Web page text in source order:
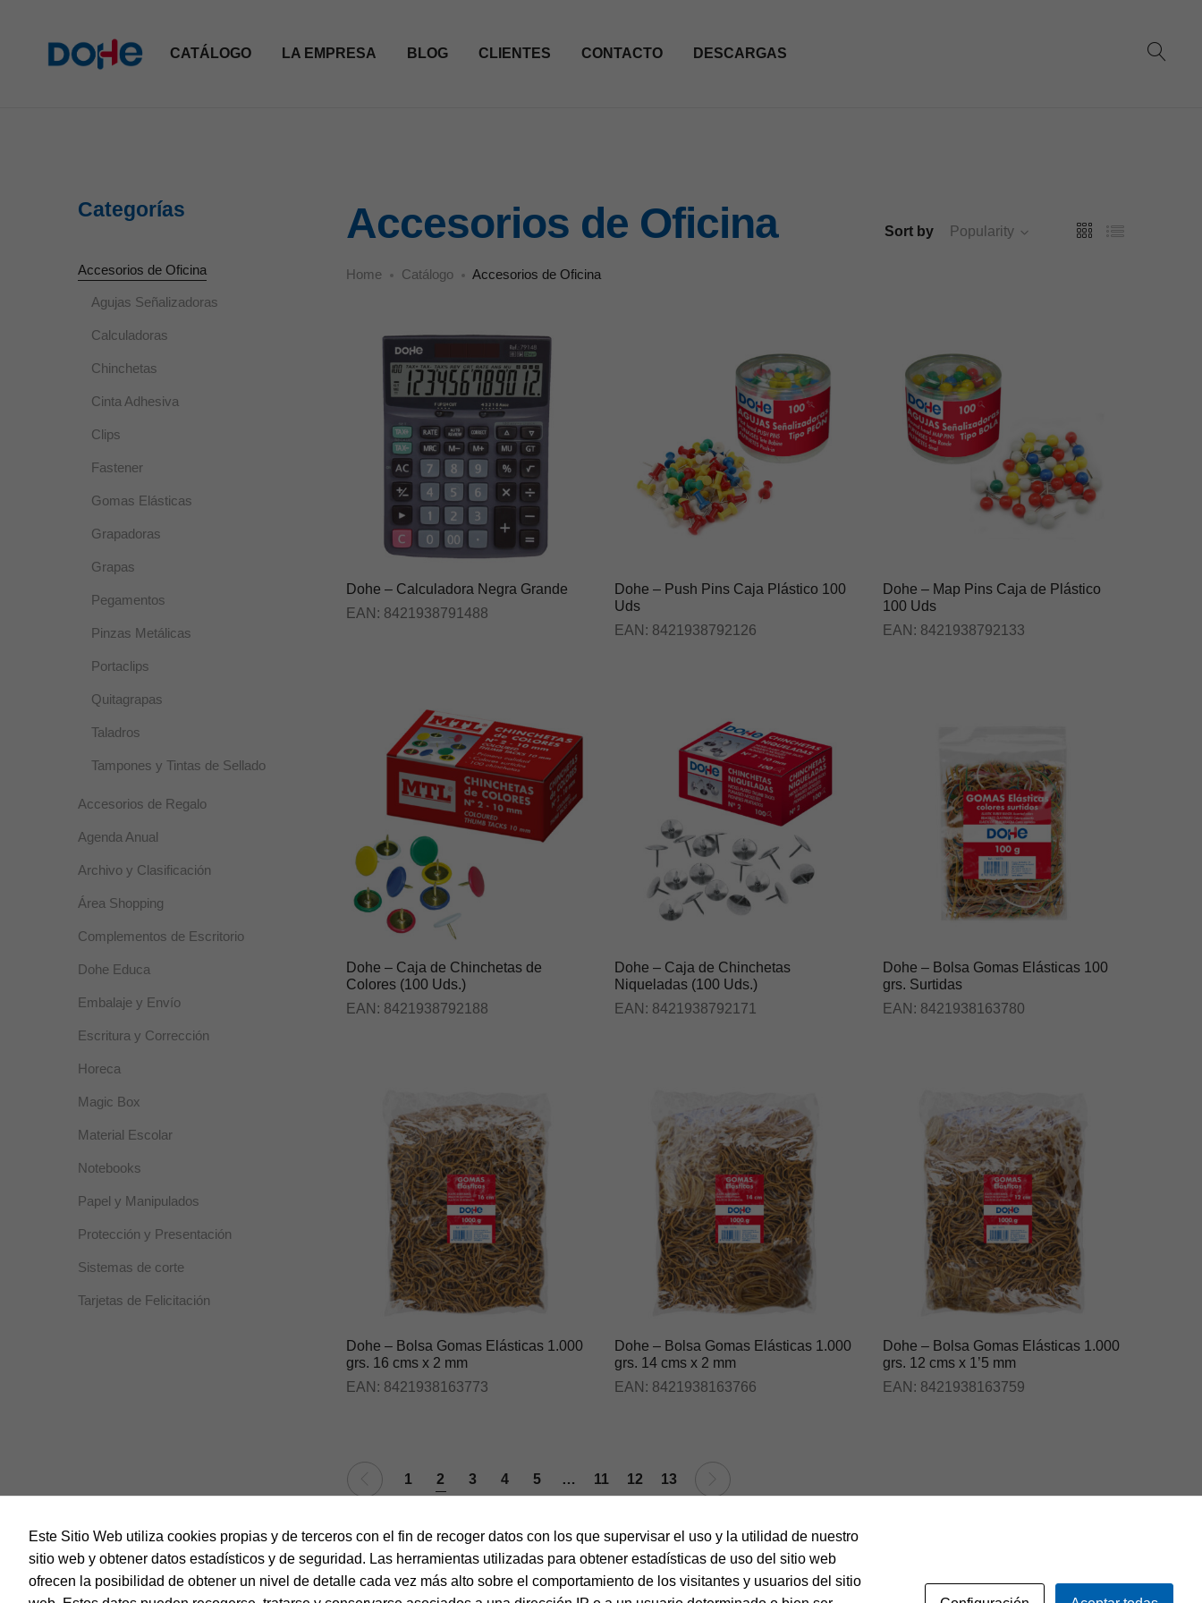
CATÁLOGO LA EMPRESA BLOG CLIENTES CONTACTO DESCARGAS
Accesorios de Oficina
Home Catálogo Accesorios de Oficina
Sort by Popularity
Dohe – Calculadora Negra Grande
EAN: 8421938791488
Dohe – Push Pins Caja Plástico 100
Uds
EAN: 8421938792126
Dohe – Map Pins Caja de Plástico
100 Uds
EAN: 8421938792133
Dohe – Caja de Chinchetas de
Colores (100 Uds.)
EAN: 8421938792188
Dohe – Caja de Chinchetas
Niqueladas (100 Uds.)
EAN: 8421938792171
Dohe – Bolsa Gomas Elásticas 100
grs. Surtidas
EAN: 8421938163780
Dohe – Bolsa Gomas Elásticas 1.000
grs. 16 cms x 2 mm
EAN: 8421938163773
Dohe – Bolsa Gomas Elásticas 1.000
grs. 14 cms x 2 mm
EAN: 8421938163766
Dohe – Bolsa Gomas Elásticas 1.000
grs. 12 cms x 1’5 mm
EAN: 8421938163759
1 2 3 4 5 … 11 12 13
Categorías
Accesorios de Oficina
Agujas Señalizadoras
Calculadoras
Chinchetas
Cinta Adhesiva
Clips
Fastener
Gomas Elásticas
Grapadoras
Grapas
Pegamentos
Pinzas Metálicas
Portaclips
Quitagrapas
Taladros
Tampones y Tintas de Sellado
Accesorios de Regalo
Agenda Anual
Archivo y Clasificación
Área Shopping
Complementos de Escritorio
Dohe Educa
Embalaje y Envío
Escritura y Corrección
Horeca
Magic Box
Material Escolar
Notebooks
Papel y Manipulados
Protección y Presentación
Sistemas de corte
Tarjetas de Felicitación
Este Sitio Web utiliza cookies propias y de terceros con el fin de recoger datos con los que supervisar el uso y la utilidad de nuestro
sitio web y obtener datos estadísticos y de seguridad. Las herramientas utilizadas para obtener estadísticas de uso del sitio web
ofrecen la posibilidad de obtener un nivel de detalle cada vez más alto sobre el comportamiento de los visitantes y usuarios del sitio